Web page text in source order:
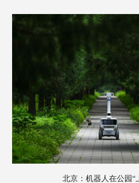
北京：机器人在公园“